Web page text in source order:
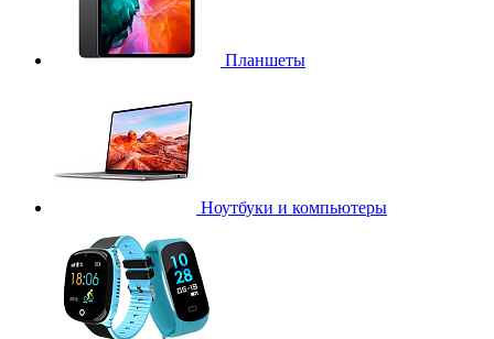
Планшеты
Ноутбуки и компьютеры